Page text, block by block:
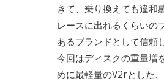
きて、乗り換えても違和
レースに出れるくらいの
あるブランドとして信頼
今回はディスクの重量増
めに最軽量のV2rとした